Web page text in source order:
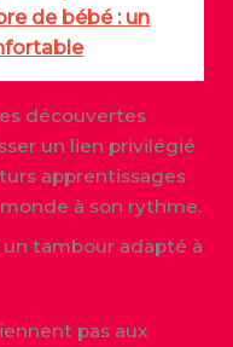
de bébé : un
découvertes
un lien privilégié
apprentissages
à son rythme.
tambour adapté à
pas aux